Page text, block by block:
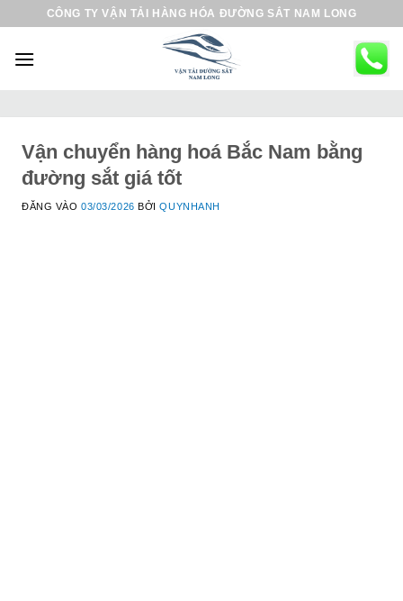
CÔNG TY VẬN TẢI HÀNG HÓA ĐƯỜNG SẮT NAM LONG
Vận chuyển hàng hoá Bắc Nam bằng
đường sắt giá tốt
ĐĂNG VÀO03/03/2026 BỞIQUYNHANH